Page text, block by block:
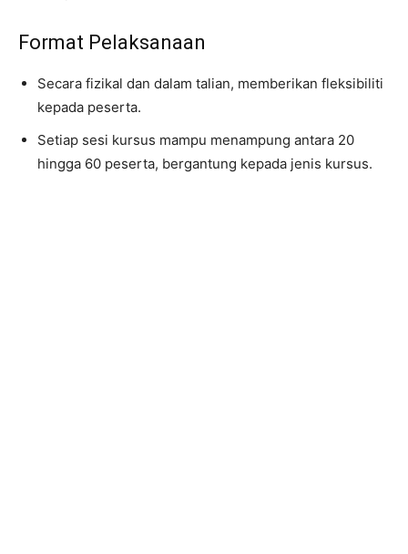
Format Pelaksanaan
Secara fizikal dan dalam talian, memberikan fleksibiliti
kepada peserta.
Setiap sesi kursus mampu menampung antara 20
hingga 60 peserta, bergantung kepada jenis kursus.